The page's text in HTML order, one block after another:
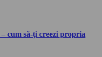
cum să-ți creezi propria